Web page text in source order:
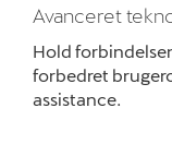
Avanceret
Hold
forbedret
assistance.